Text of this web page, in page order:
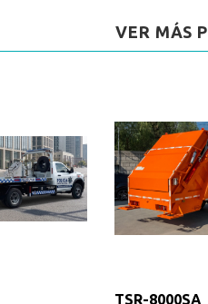
VER MÁS
TSR-8000SA